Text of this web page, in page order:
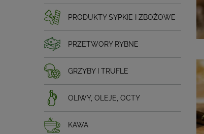
PRODUKTY SYPKIE I ZBOŻOWE
PRZETWORY RYBNE
GRZYBY I TRUFLE
OLIWY, OLEJE, OCTY
KAWA